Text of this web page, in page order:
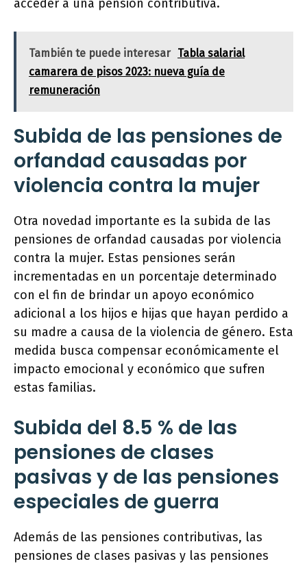
acceder a una pensión contributiva.
También te puede interesar Tabla salarial
camarera de pisos 2023: nueva guía de
remuneración
Subida de las pensiones de
orfandad causadas por
violencia contra la mujer
Otra novedad importante es la subida de las
pensiones de orfandad causadas por violencia
contra la mujer. Estas pensiones serán
incrementadas en un porcentaje determinado
con el fin de brindar un apoyo económico
adicional a los hijos e hijas que hayan perdido a
su madre a causa de la violencia de género. Esta
medida busca compensar económicamente el
impacto emocional y económico que sufren
estas familias.
Subida del 8.5 % de las
pensiones de clases
pasivas y de las pensiones
especiales de guerra
Además de las pensiones contributivas, las
pensiones de clases pasivas y las pensiones